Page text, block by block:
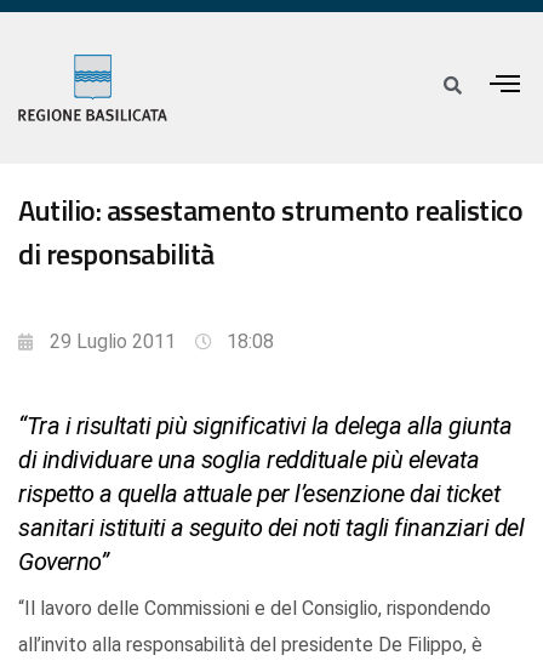
Autilio: assestamento strumento realistico
di responsabilità
29 Luglio 2011 18:08
“Tra i risultati più significativi la delega alla giunta
di individuare una soglia reddituale più elevata
rispetto a quella attuale per l’esenzione dai ticket
sanitari istituiti a seguito dei noti tagli finanziari del
Governo”
“Il lavoro delle Commissioni e del Consiglio, rispondendo
all’invito alla responsabilità del presidente De Filippo, è